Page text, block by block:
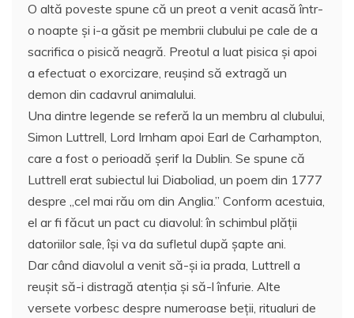
O altă poveste spune că un preot a venit acasă într-
o noapte și i-a găsit pe membrii clubului pe cale de a
sacrifica o pisică neagră. Preotul a luat pisica și apoi
a efectuat o exorcizare, reușind să extragă un
demon din cadavrul animalului.
Una dintre legende se referă la un membru al clubului,
Simon Luttrell, Lord Irnham apoi Earl de Carhampton,
care a fost o perioadă şerif la Dublin. Se spune că
Luttrell erat subiectul lui Diaboliad, un poem din 1777
despre „cel mai rău om din Anglia.” Conform acestuia,
el ar fi făcut un pact cu diavolul: în schimbul plății
datoriilor sale, îşi va da sufletul după șapte ani.
Dar când diavolul a venit să-şi ia prada, Luttrell a
reușit să-i distragă atenția și să-l înfurie. Alte
versete vorbesc despre numeroase beţii, ritualuri de